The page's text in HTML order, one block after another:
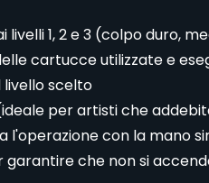
1, 2 e 3 (colpo duro,
cartucce utilizzate e
scelto
per artisti che
con la mano
garantire che non si